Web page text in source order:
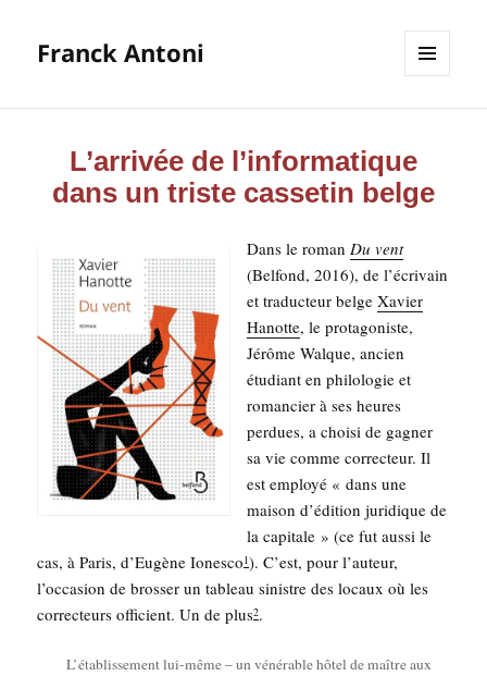
Franck Antoni
ET
L’arrivée de l’informatique
dans un triste cassetin belge
Dans le romanDu vent
(Bel­fond, 2016), de l’écrivain
et tra­duc­teur belgeXavier
Hanotte, le pro­ta­go­niste,
Jérôme Walque, ancien
étu­diant en phi­lo­lo­gie et
roman­cier à ses heures
per­dues, a choi­si de gagner
sa vie comme cor­rec­teur. Il
est employé « dans une
mai­son d’é­di­tion juri­dique de
la capi­tale » (ce fut aus­si le
cas, à Paris, d’Eugène Iones­co1). C’est, pour l’auteur,
l’occasion de bros­ser un tableau sinistre des locaux où les
cor­rec­teurs offi­cient. Un de plus2.
L’établissement lui-même – un véné­rable hôtel de maître aux